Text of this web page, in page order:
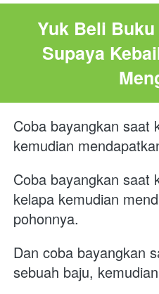
Yuk Beli
Supaya
Coba bayangkan saat
kemudian
Coba bayangkan saat
kelapa kemudian
pohonnya.
Dan coba bayangkan
sebuah baju,